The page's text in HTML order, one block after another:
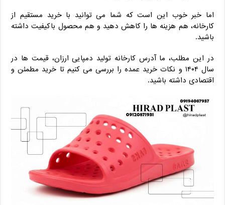
اما خبر خوب این است که شما می ‌توانید با خرید مستقیم از
کارخانه، هم هزینه‌ ها را کاهش دهید و هم محصول باکیفیت داشته
باشید.
در این مطلب، ما آدرس کارخانه تولید دمپایی ارزان، قیمت ‌ها در
سال ۱۴۰۴ و نکات خرید عمده را بررسی می ‌کنیم تا خرید مطمئن و
اقتصادی داشته باشید.